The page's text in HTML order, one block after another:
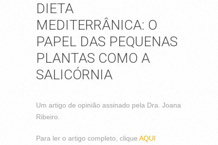
DIETA
MEDITERRÂNICA: O
PAPEL DAS PEQUENAS
PLANTAS COMO A
SALICÓRNIA
Um artigo de opinião assinado pela Dra. Joana
Ribeiro.
Para ler o artigo completo, clique AQUI